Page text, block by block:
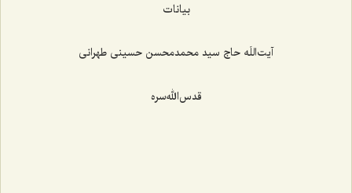
بیانات
آیت‌اللَه حاج سید محمدمحسن حسینی طهرانی
قدس‌الله‌سره